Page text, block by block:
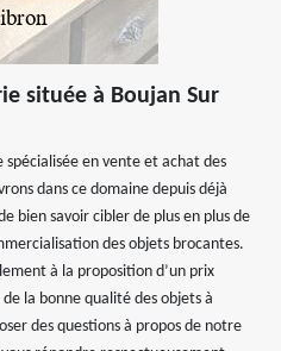
située à Boujan Sur
en vente et achat des
dans ce domaine depuis déjà
bien savoir cibler de plus en plus de
des objets brocantes.
à la proposition d’un prix
la bonne qualité des objets à
des questions à propos de notre